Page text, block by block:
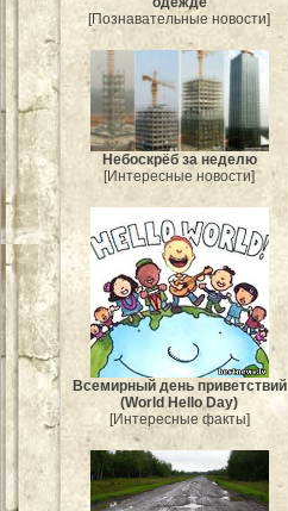
[Познавательные новости]
Небоскрёб за неделю
[Интересные новости]
Всемирный день приветствий
(World Hello Day)
[Интересные факты]